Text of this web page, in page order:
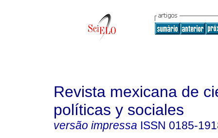
Revista mexicana de
políticas y sociales
versão impressa ISSN 0185-